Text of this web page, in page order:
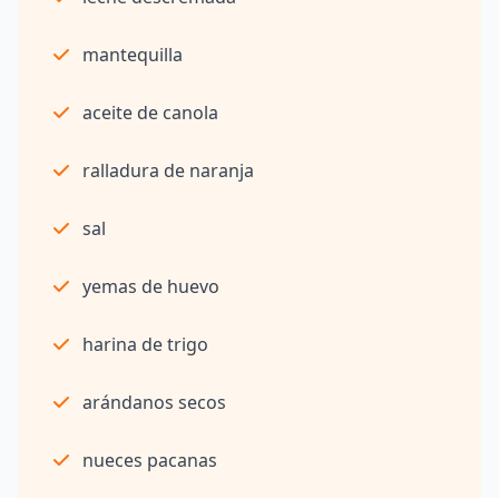
mantequilla
aceite de canola
ralladura de naranja
sal
yemas de huevo
harina de trigo
arándanos secos
nueces pacanas